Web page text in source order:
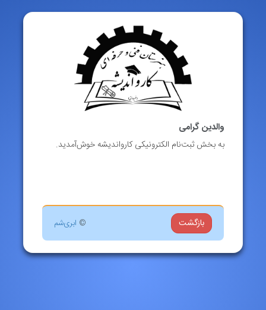
والدین گرامی
به بخش ثبت‌نام الکترونیکی کارواندیشه خوش‌آمدید.
بازگشت © ابری‌شم